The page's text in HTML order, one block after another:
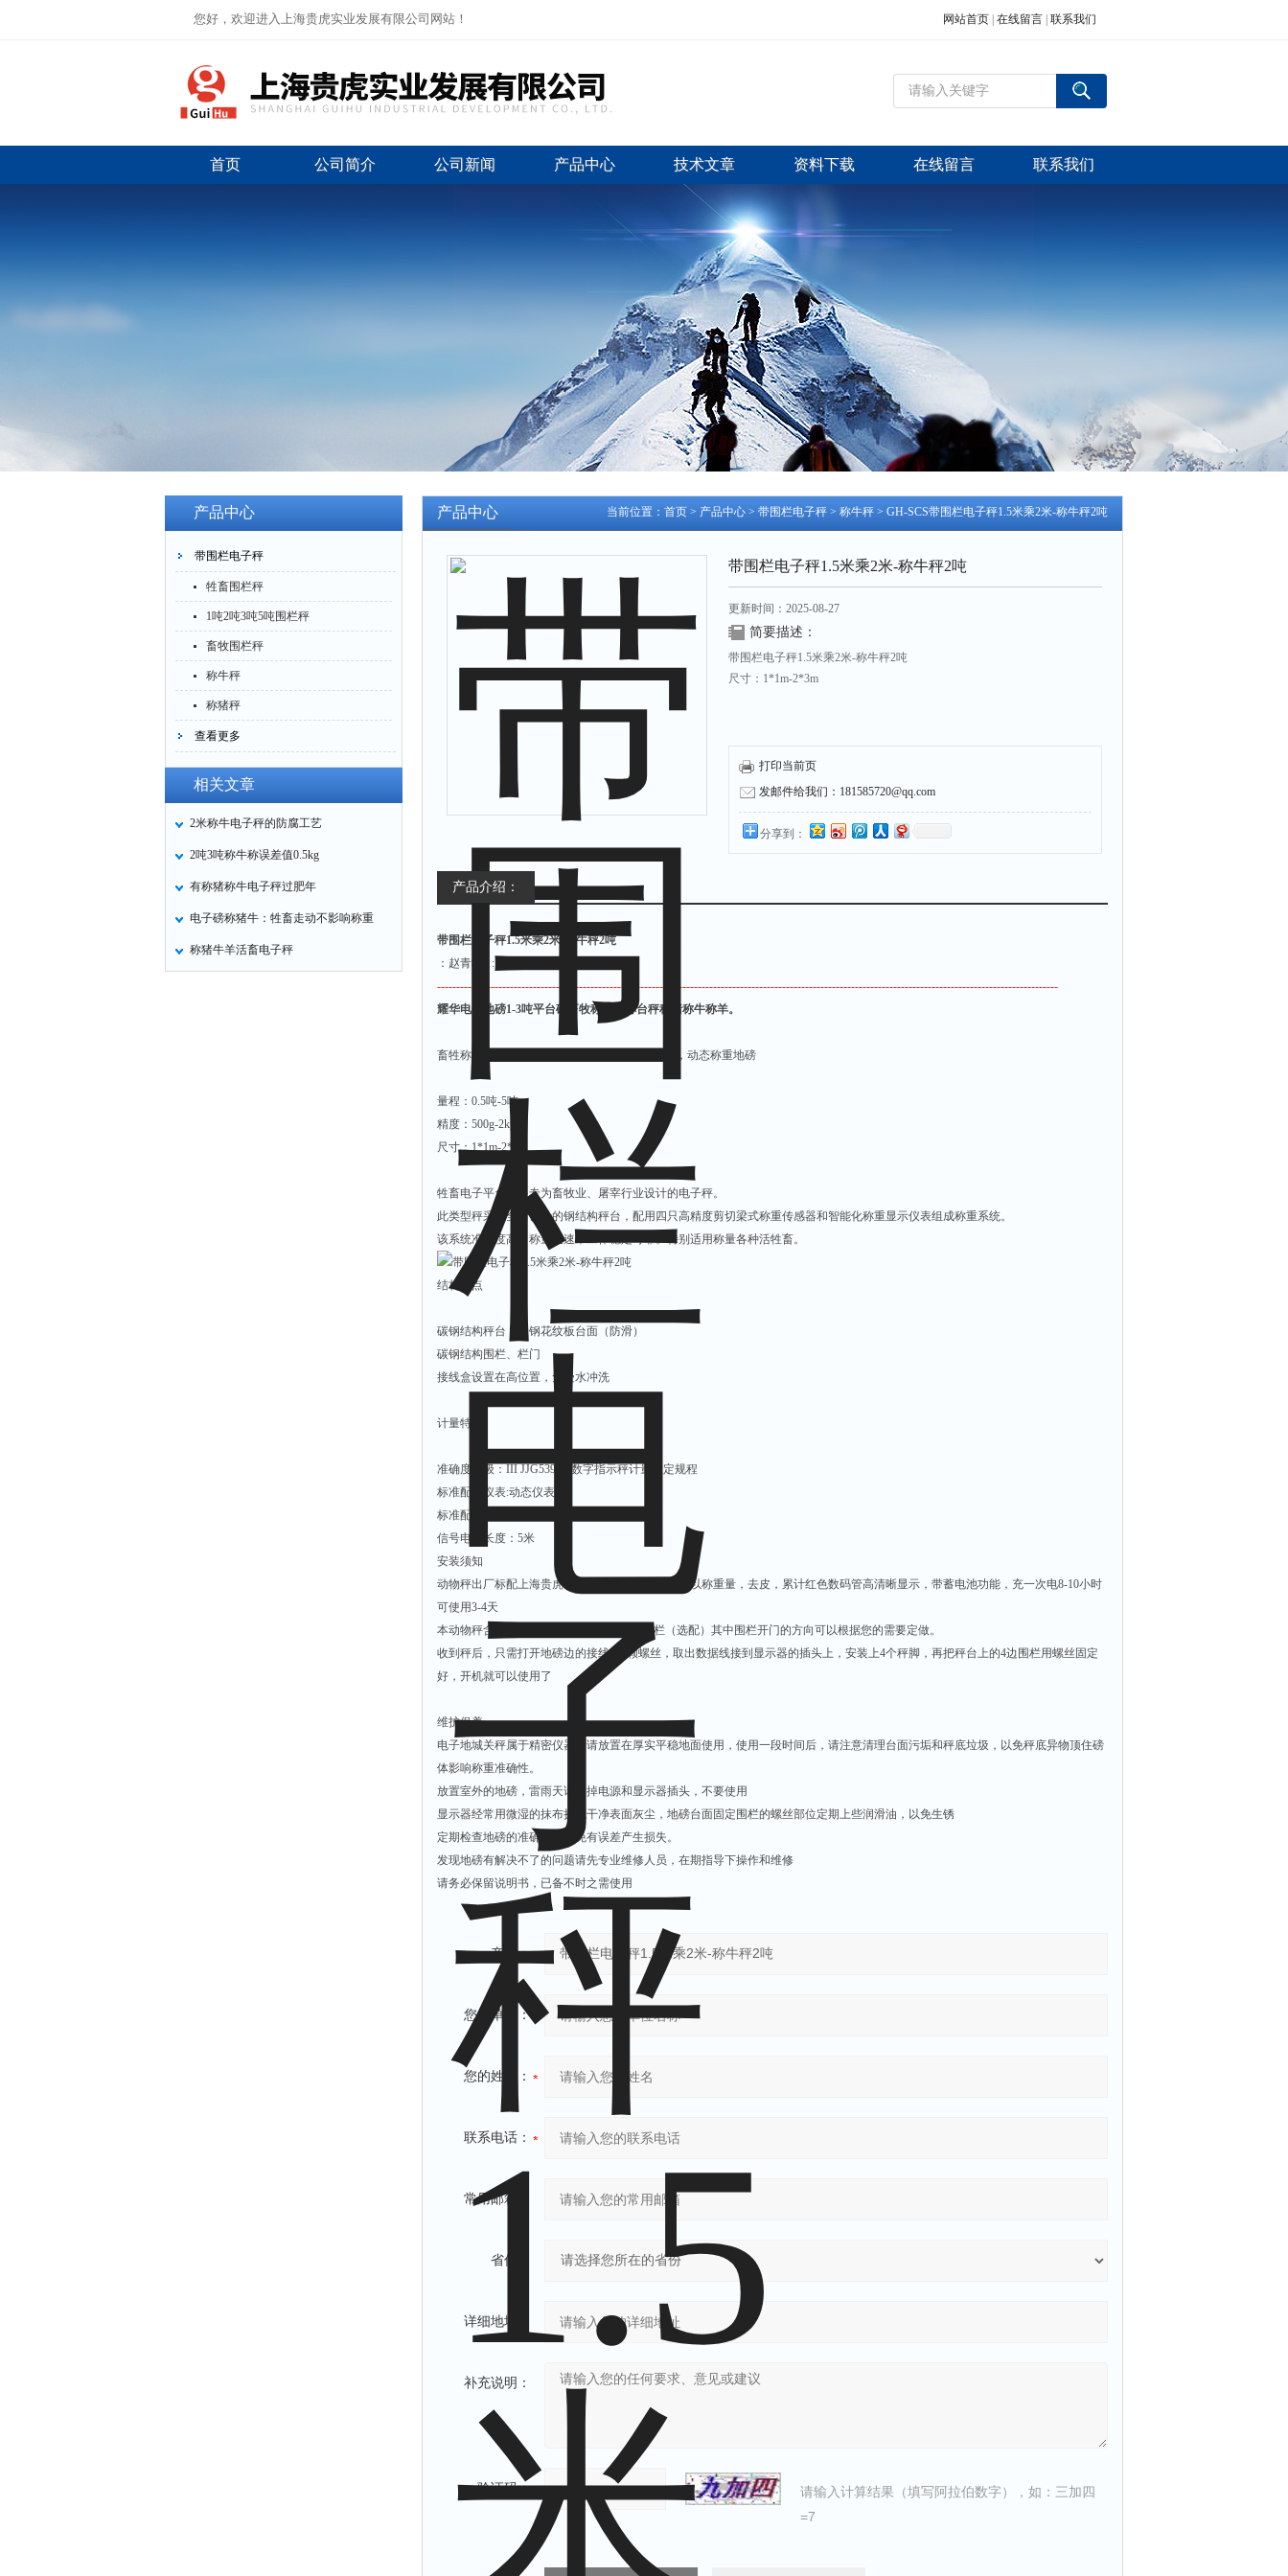
您好，欢迎进入上海贵虎实业发展有限公司网站！ 网站首页 在线留言 联系我们
首页 公司简介 公司新闻 产品中心 技术文章 资料下载 在线留言 联系我们
产品中心
带围栏电子秤
牲畜围栏秤
1吨2吨3吨5吨围栏秤
畜牧围栏秤
称牛秤
称猪秤
查看更多
相关文章
2米称牛电子秤的防腐工艺
2吨3吨称牛称误差值0.5kg
有称猪称牛电子秤过肥年
电子磅称猪牛：牲畜走动不影响称重
称猪牛羊活畜电子秤
当前位置： 首页 > 产品中心 > 带围栏电子秤 > 称牛秤 > GH-SCS带围栏电子秤1.5米乘2米-称牛秤2吨
产品中心
带围栏电子秤1.5米乘2米-称牛秤2吨
更新时间：2025-08-27
简要描述：
带围栏电子秤1.5米乘2米-称牛秤2吨
尺寸：1*1m-2*3m
牲畜电子平台秤是专为畜牧业、屠宰行业设计的电子秤。
器和智能化称重显示仪表组成称重系统。
打印当前页
发邮件给我们：181585720@qq.com
分享到：
产品介绍：
带围栏电子秤1.5米乘2米-称牛秤2吨
：赵青梅
:
------------------------------------------------------------------------------------------------------------------------------------------------------------------
耀华电子地磅1-3吨平台磅畜牧称地磅称台秤称猪称牛称羊。
畜牲称 电子动物秤，动态称重地磅
量程： 0.5吨-5吨
精度： 500g-2kg
尺寸：1*1m-2*3m
牲畜电子平台秤是专为畜牧业、屠宰行业设计的电子秤。
此类型秤采用全新设计的钢结构秤台，配用四只高精度剪切梁式称重传感器和智能化称重显示仪表组成称重系统。
该系统准确度高，称量迅速，工作稳定可靠。特别适用称量各种活牲畜。
结构特点
碳钢结构秤台，碳钢花纹板台面（防滑）
碳钢结构围栏、栏门
接线盒设置在高位置，免受水冲洗
计量特性
准确度等级： III JJG539-97 数字指示秤计量检定规程
标准配置仪表:动态仪表
标准配置称重传感器型号：
信号电缆长度： 5米
安装须知
动物秤出厂标配上海贵虎动物称重显示器一个，可以称重量，去皮，累计红色数码管高清晰显示，带蓄电池功能，充一次电8-10小时
可使用3-4天
本动物秤含磅体一套，和四边
高的围栏（选配）其中围栏开门的方向可以根据您的需要定做。
收到秤后，只需打开地磅边的接线盒
颗螺丝，取出数据线接到显示器的插头上，安装上4个秤脚，再把秤台上的4边围栏用螺丝固定
好，开机就可以使用了
维护保养
电子地城关秤属于精密仪器，请放置在厚实平稳地面使用，使用一段时间后，请注意清理台面污垢和秤底垃圾，以免秤底异物顶住磅
体影响称重准确性。
放置室外的地磅，雷雨天请拔掉电源和显示器插头，不要使用
显示器经常用微湿的抹布搽拭干净表面灰尘，地磅台面固定围栏的螺丝部位定期上些润滑油，以免生锈
定期检查地磅的准确性，避免有误差产生损失。
发现地磅有解决不了的问题请先专业维修人员，在期指导下操作和维修
请务必保留说明书，已备不时之需使用
产品：
您的单位：
您的姓名：
联系电话：
常用邮箱：
省份：
详细地址：
补充说明：
验证码：
请输入计算结果（填写阿拉伯数字），如：三加四
=7